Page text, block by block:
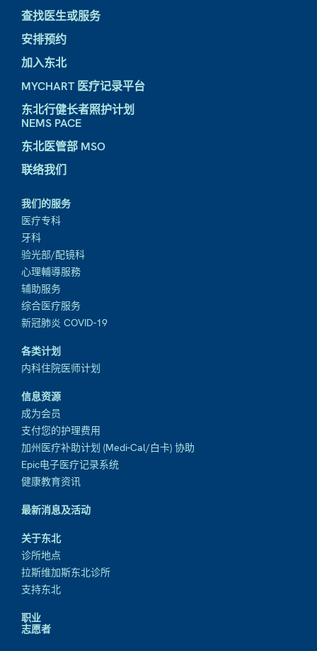
查找医生或服务
安排预约
加入东北
MYCHART 医疗记录平台
东北行健长者照护计划
NEMS PACE
东北医管部 MSO
联络我们
我们的服务
医疗专科
牙科
验光部/配镜科
心理輔導服務
辅助服务
综合医疗服务
新冠肺炎 COVID-19
各类计划
内科住院医师计划
信息资源
成为会员
支付您的护理费用
加州医疗补助计划 (Medi-Cal/白卡) 协助
Epic电子医疗记录系统
健康教育资讯
最新消息及活动
关于东北
诊所地点
拉斯维加斯东北诊所
支持东北
职业
志愿者